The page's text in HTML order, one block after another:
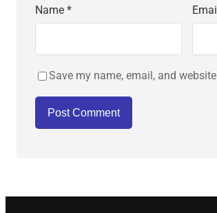
Name*
Save my name, email, and